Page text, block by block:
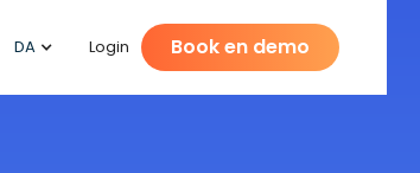
DA Login Book en demo